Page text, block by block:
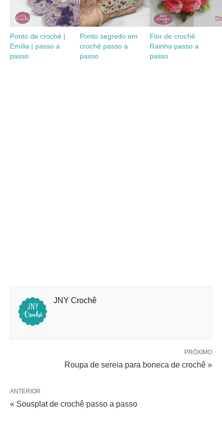
Ponto de crochê |
Emília | passo a
passo
Ponto segredo em
crochê passo a
passo
Flor de crochê
Rainha passo a
passo
JNY Crochê
PRÓXIMO
Roupa de sereia para boneca de crochê »
ANTERIOR
« Sousplat de crochê passo a passo